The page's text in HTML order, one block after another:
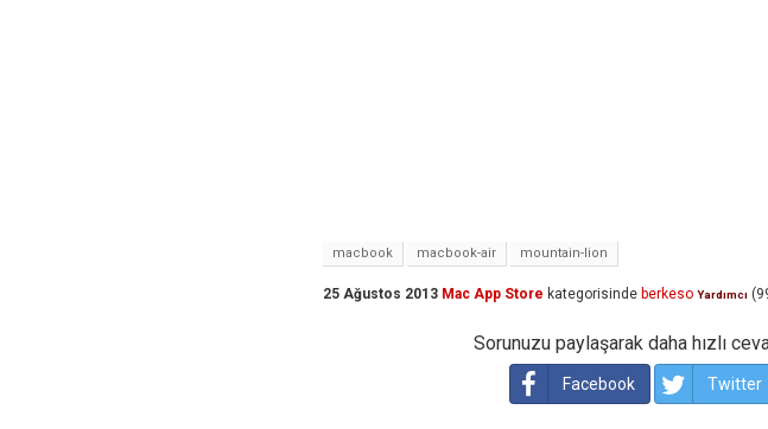
macbook macbook-air mountain-lion
25 Ağustos 2013 Mac App Store kategorisinde berkeso Yardımcı (
Sorunuzu paylaşarak daha hızlı
Facebook Twitter